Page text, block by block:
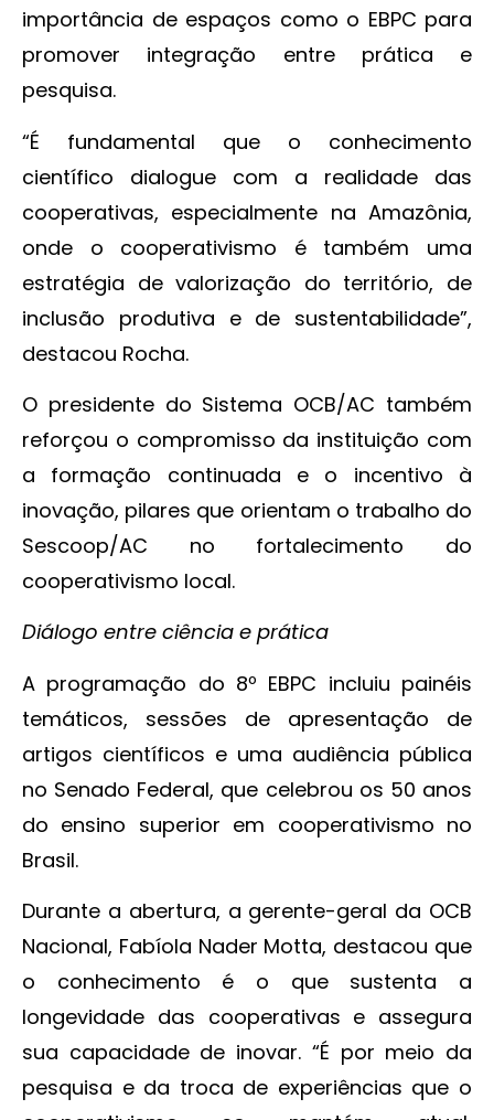
importância de espaços como o EBPC para
promover integração entre prática e
pesquisa.
“É fundamental que o conhecimento
científico dialogue com a realidade das
cooperativas, especialmente na Amazônia,
onde o cooperativismo é também uma
estratégia de valorização do território, de
inclusão produtiva e de sustentabilidade”,
destacou Rocha.
O presidente do Sistema OCB/AC também
reforçou o compromisso da instituição com
a formação continuada e o incentivo à
inovação, pilares que orientam o trabalho do
Sescoop/AC no fortalecimento do
cooperativismo local.
Diálogo entre ciência e prática
A programação do 8º EBPC incluiu painéis
temáticos, sessões de apresentação de
artigos científicos e uma audiência pública
no Senado Federal, que celebrou os 50 anos
do ensino superior em cooperativismo no
Brasil.
Durante a abertura, a gerente-geral da OCB
Nacional, Fabíola Nader Motta, destacou que
o conhecimento é o que sustenta a
longevidade das cooperativas e assegura
sua capacidade de inovar. “É por meio da
pesquisa e da troca de experiências que o